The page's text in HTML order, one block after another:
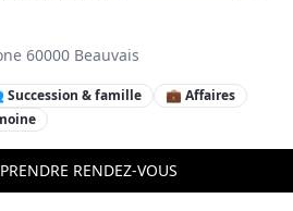
60000 Beauvais
Succession & famille
💼 Affaires
PRENDRE RENDEZ-VOUS